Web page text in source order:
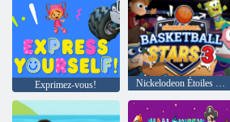
Exprimez-vous! Nickelodeon Étoiles du basket-ball 3